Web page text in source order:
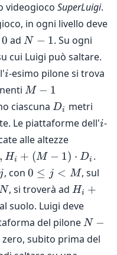
videogioco SuperLuigi.
in ogni livello deve
0
0 adN-
1
N − 1. Su ogni
cui Luigi può saltare.
i
i-esimo pilone si trova
M-
1
M − 1
ciascuna D_i
Di
metri
Le piattaforme dell'i
i-
alle altezze
\cdot
H_i+(M-
D_i
, Hi + (M − 1) ⋅ Di .
jj, con0
\le
<
M
0 ≤ j < M, sul
, si troverà ad H_i
+
\cdot
j
Hi +
suolo. Luigi deve
del pilone N-
1
N −
subito prima del